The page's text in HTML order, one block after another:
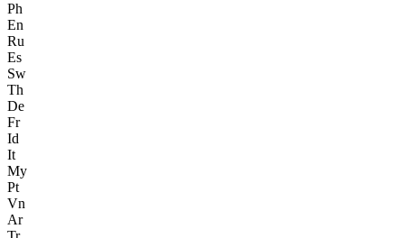
Ph
En
Ru
Es
Sw
Th
De
Fr
Id
It
My
Pt
Vn
Ar